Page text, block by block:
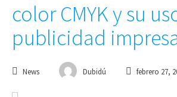
color CMYK y su
publicidad
News Dubidú febrero 27,